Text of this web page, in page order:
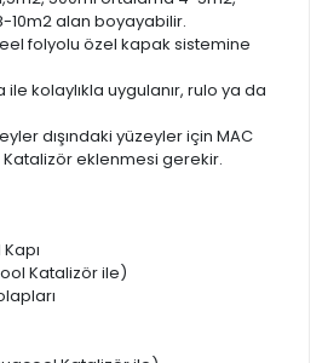
10m2 alan boyayabilir.
folyolu özel kapak sistemine
ile kolaylıkla uygulanır, rulo ya da
dışındaki yüzeyler için MAC
eklenmesi gerekir.
Katalizör ile)